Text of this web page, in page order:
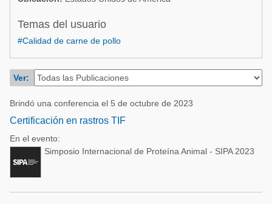
Acuacultura
Micotoxinas
Porcicultura
Balanceados - Piensos
Micotoxinas
Avicultura
Porcicultura
Ganadería
Lechería
Temas del usuario
#Calidad de carne de pollo
Ver:
Brindó una conferencia el 5 de octubre de 2023
Certificación en rastros TIF
En el evento:
Simposio Internacional de Proteína Animal - SIPA 2023